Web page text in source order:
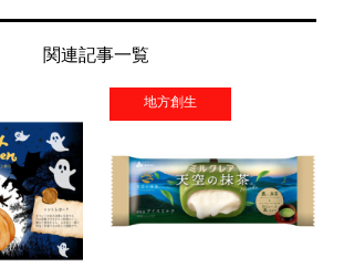
関連記事一覧
地方創生